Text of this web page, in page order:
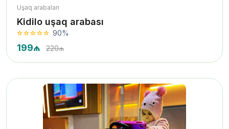
Uşaq arabaları
Kidilo uşaq arabası
90%
199₼ 220₼